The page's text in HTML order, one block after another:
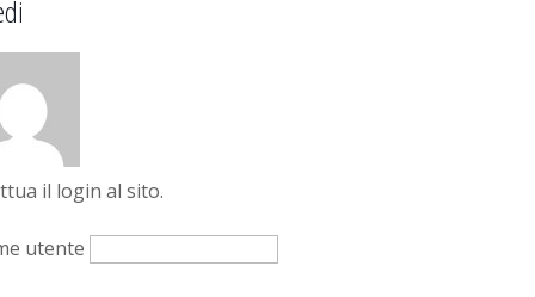
il login al sito.
utente